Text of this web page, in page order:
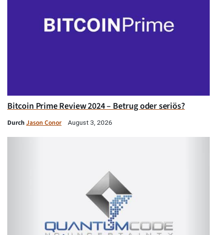
Bitcoin Prime Review 2024 – Betrug oder seriös?
Durch Jason Conor August 3, 2026